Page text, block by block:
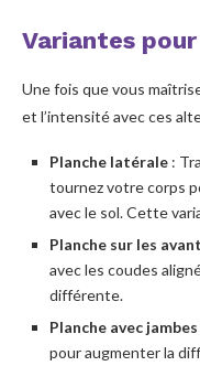
Variantes
Une fois que vous
et l’intensité avec ces
Planche latérale :
tournez votre corps
avec le sol. Cette
Planche sur les
avec les coudes
différente.
Planche avec
pour augmenter la